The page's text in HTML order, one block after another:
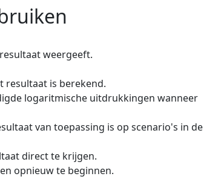
weergeeft.
resultaat is berekend.
logaritmische uitdrukkingen wanneer
van toepassing is op scenario's in de
direct te krijgen.
opnieuw te beginnen.